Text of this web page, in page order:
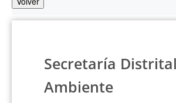
Secretaría
Ambiente